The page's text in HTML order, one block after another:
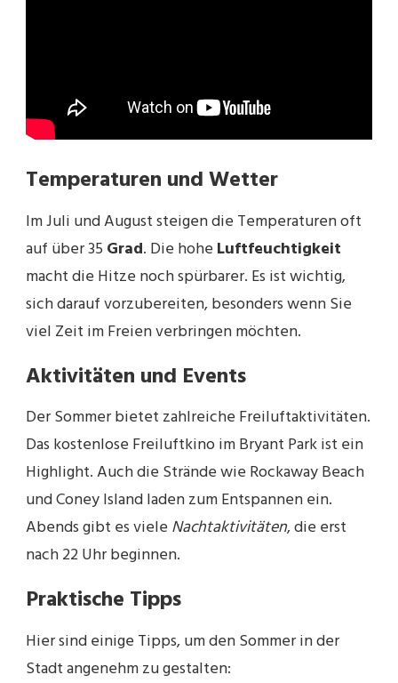
Temperaturen und Wetter
Im Juli und August steigen die Temperaturen oft
auf über 35 Grad. Die hohe Luftfeuchtigkeit
macht die Hitze noch spürbarer. Es ist wichtig,
sich darauf vorzubereiten, besonders wenn Sie
viel Zeit im Freien verbringen möchten.
Aktivitäten und Events
Der Sommer bietet zahlreiche Freiluftaktivitäten.
Das kostenlose Freiluftkino im Bryant Park ist ein
Highlight. Auch die Strände wie Rockaway Beach
und Coney Island laden zum Entspannen ein.
Abends gibt es viele Nachtaktivitäten, die erst
nach 22 Uhr beginnen.
Praktische Tipps
Hier sind einige Tipps, um den Sommer in der
Stadt angenehm zu gestalten: